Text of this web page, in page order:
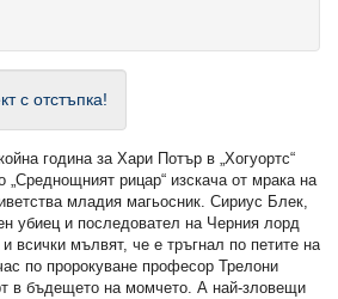
с отстъпка!
година за Хари Потър в „Хогуортс“
„Среднощният рицар“ изскача от мрака на
младия магьосник. Сириус Блек,
убиец и последовател на Черния лорд
всички мълвят, че е тръгнал по петите на
по пророкуване професор Трелони
в бъдещето на момчето. А най-зловещи